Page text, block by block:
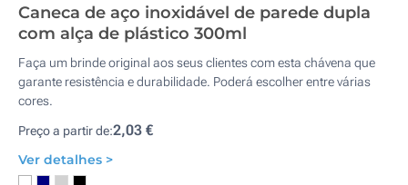
Caneca de aço inoxidável de parede dupla
com alça de plástico 300ml
Faça um brinde original aos seus clientes com esta chávena que
garante resistência e durabilidade. Poderá escolher entre várias
cores.
Preço a partir de:2,03 €
Ver detalhes >